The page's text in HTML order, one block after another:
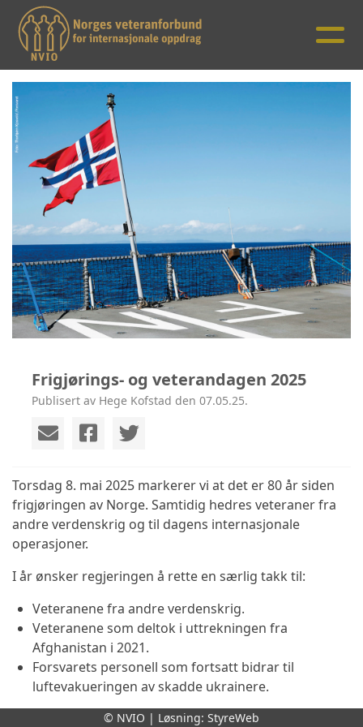
Frigjørings- og veterandagen 2025
Publisert av Hege Kofstad den 07.05.25.
Torsdag 8. mai 2025 markerer vi at det er 80 år siden
frigjøringen av Norge. Samtidig hedres veteraner fra
andre verdenskrig og til dagens internasjonale
operasjoner.
I år ønsker regjeringen å rette en særlig takk til:
Veteranene fra andre verdenskrig.
Veteranene som deltok i uttrekningen fra
Afghanistan i 2021.
Forsvarets personell som fortsatt bidrar til
luftevakueringen av skadde ukrainere.
Disse innsatsene representerer Norges forpliktelse til
© NVIO | Løsning: StyreWeb